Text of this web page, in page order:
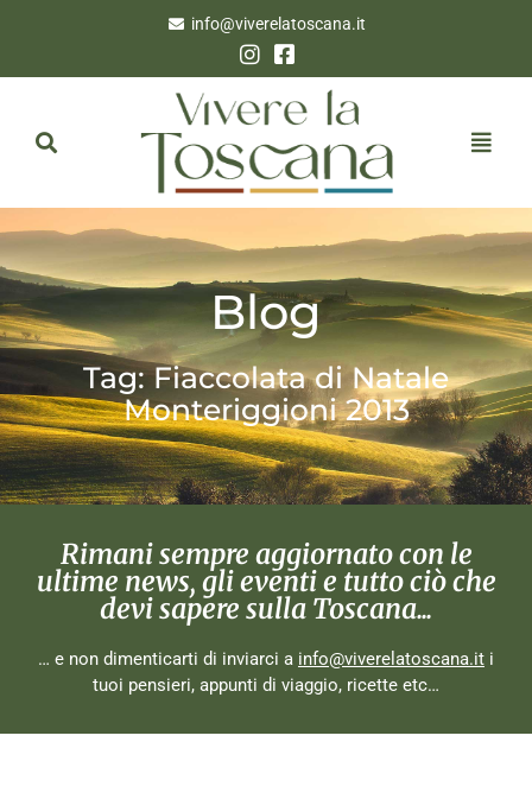
info@viverelatoscana.it
Blog
Tag: Fiaccolata di Natale
Monteriggioni 2013
Rimani sempre aggiornato con le
ultime news, gli eventi e tutto ciò che
devi sapere sulla Toscana...
… e non dimenticarti di inviarci a info@viverelatoscana.it i
tuoi pensieri, appunti di viaggio, ricette etc…